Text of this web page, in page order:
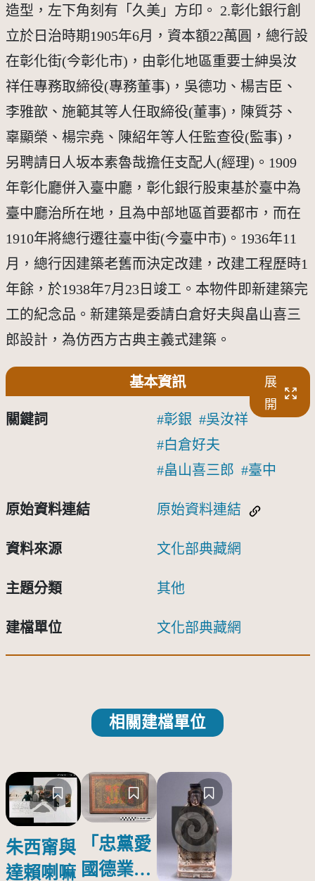
造型，左下角刻有「久美」方印。 2.彰化銀行創
立於日治時期1905年6月，資本額22萬圓，總行設
在彰化街(今彰化市)，由彰化地區重要士紳吳汝
祥任專務取締役(專務董事)，吳德功、楊吉臣、
李雅歆、施範其等人任取締役(董事)，陳質芬、
辜顯榮、楊宗堯、陳紹年等人任監查役(監事)，
另聘請日人坂本素魯哉擔任支配人(經理)。1909
年彰化廳併入臺中廳，彰化銀行股東基於臺中為
臺中廳治所在地，且為中部地區首要都市，而在
1910年將總行遷往臺中街(今臺中市)。1936年11
月，總行因建築老舊而決定改建，改建工程歷時1
年餘，於1938年7月23日竣工。本物件即新建築完
工的紀念品。新建築是委請白倉好夫與畠山喜三
郎設計，為仿西方古典主義式建築。
基本資訊
展
開
關鍵詞 彰銀
吳汝祥
白倉好夫
畠山喜三郎
臺中
原始資料連結 原始資料連結
資料來源 文化部典藏網
主題分類 其他
建檔單位 文化部典藏網
相關建檔單位
朱西甯與
達賴喇嘛
「忠黨愛
國德業並